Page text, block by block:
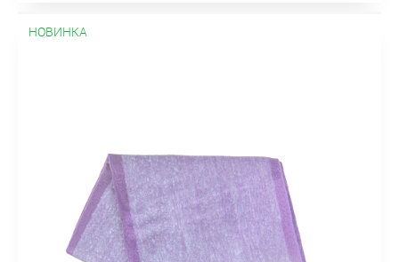
НОВИНКА